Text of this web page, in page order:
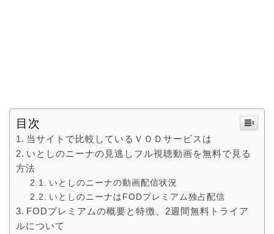
目次
当サイトで比較しているＶＯＤサービスは
いとしのニーナの見逃しフル視聴動画を無料で見る
方法
いとしのニーナの動画配信状況
いとしのニーナはFODプレミアム独占配信
FODプレミアムの概要と特徴、2週間無料トライア
ルについて